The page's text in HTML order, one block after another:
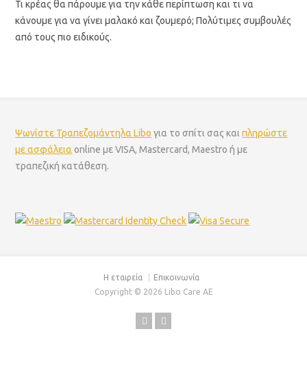
Τι κρέας θα πάρουμε για την κάθε περίπτωση και τι να
κάνουμε για να γίνει μαλακό και ζουμερό; Πολύτιμες συμβουλές
από τους πιο ειδικούς.
Ψωνίστε Τραπεζομάντηλα Libo για το σπίτι σας καιπληρώστε
με ασφάλεια online με VISA, Mastercard, Maestro ή με
τραπεζική κατάθεση.
Η εταιρεία
Επικοινωνία
Copyright © 2026 Libo Care AE